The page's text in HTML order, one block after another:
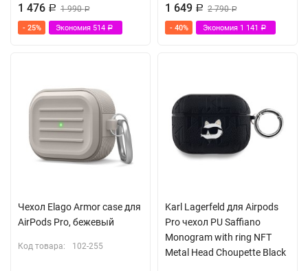
1 476 Р 1 990Р
- 25% Экономия 514 Р
1 649 Р 2 790Р
- 40% Экономия 1 141 Р
Чехол Elago Armor case для
AirPods Pro, бежевый
Код товара: 102-255
Karl Lagerfeld для Airpods
Pro чехол PU Saffiano
Monogram with ring NFT
Metal Head Choupette Black